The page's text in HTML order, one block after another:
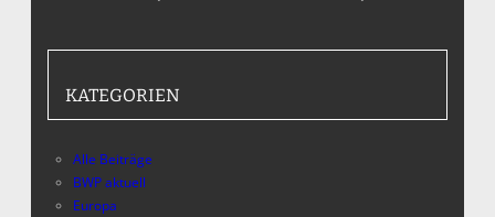
KATEGORIEN
Alle Beiträge
BWP aktuell
Europa